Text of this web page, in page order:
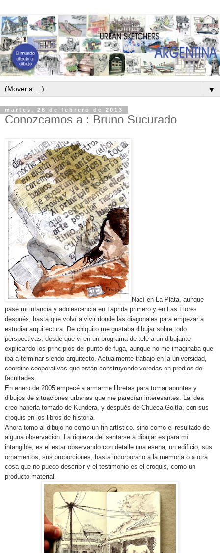
▼
martes, 26 de febrero de 2013
Conozcamos a : Bruno Sucurado
Nací en La Plata, aunque
pasé mi infancia y adolescencia en Laprida primero y en Las Flores
después, hasta que volví a vivir donde las diagonales para empezar a
estudiar arquitectura. De chiquito me gustaba dibujar sobre todo
perspectivas, desde que vi en un programa de tele a un dibujante
explicando los principios del punto de fuga, aunque no me imaginaba que
iba a terminar siendo arquitecto. Actualmente trabajo en la universidad,
coordino cooperativas que están construyendo veredas en predios de
facultades.
En enero de 2005 empecé a armarme libretas para tomar apuntes y
dibujos de situaciones urbanas que me parecían interesantes. La idea
creo haberla tomado de Kundera, y después de Chueca Goitía, con sus
croquis en los libros de historia.
Ahora tomo al dibujo no como un fin artístico, sino como el resultado de
alguna observación. La riqueza del sentarse a dibujar es para mí
intangible, es el estar observando con detalle una esena, un edificio, sus
ornamentos, sus proporciones, hasta incorporarlo a la memoria o a otra
cosa que no puedo describir y el testimonio es el croquis, como un
producto material.